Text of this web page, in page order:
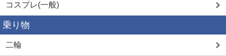
コスプレ(一般)
乗り物
二輪